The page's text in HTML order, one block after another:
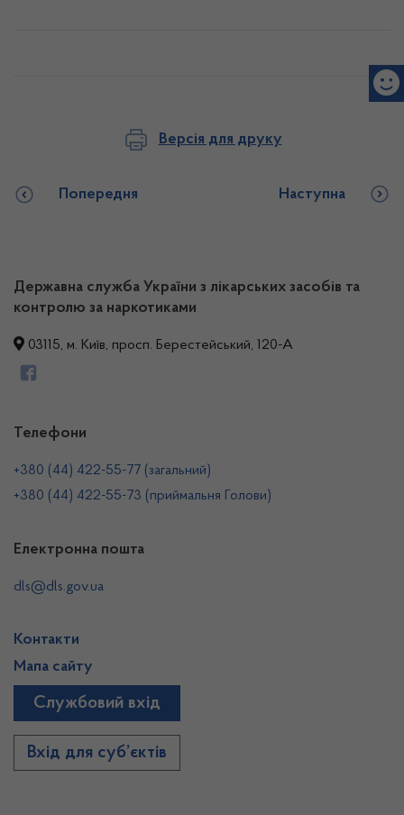
Версія для друку
Попередня Наступна
Державна служба України з лікарських засобів та
контролю за наркотиками
03115, м. Київ, просп. Берестейський, 120-А
Телефони
+380 (44) 422-55-77 (загальний)
+380 (44) 422-55-73 (приймальня Голови)
Електронна пошта
dls@dls.gov.ua
Контакти
Мапа сайту
Службовий вхід
Вхід для суб’єктів